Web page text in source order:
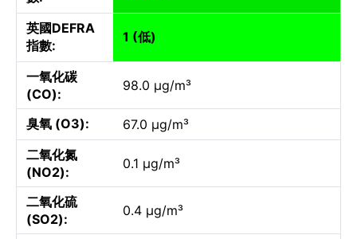
英國DEFRA
指數:
1 (低)
一氧化碳
(CO):
98.0 µg/m³
臭氧 (O3):
67.0 µg/m³
二氧化氮
(NO2):
0.1 µg/m³
二氧化硫
(SO2):
0.4 µg/m³